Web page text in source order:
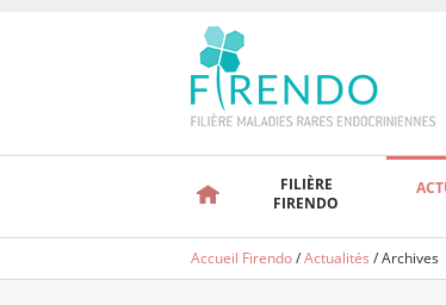
FILIÈRE
FIRENDO
Accueil Firendo/Actualités /Archives